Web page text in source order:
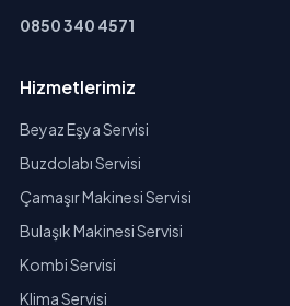
0850 340 4571
Hizmetlerimiz
Beyaz Eşya Servisi
Buzdolabı Servisi
Çamaşır Makinesi Servisi
Bulaşık Makinesi Servisi
Kombi Servisi
Klima Servisi